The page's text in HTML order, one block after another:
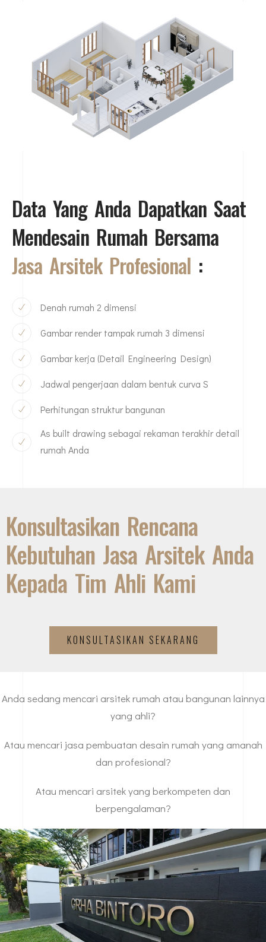
Data Yang Anda Dapatkan Saat
Mendesain Rumah Bersama
Jasa Arsitek Profesional :
Denah rumah 2 dimensi
Gambar render tampak rumah 3 dimensi
Gambar kerja (Detail Engineering Design)
Jadwal pengerjaan dalam bentuk curva S
Perhitungan struktur bangunan
As built drawing sebagai rekaman terakhir detail
rumah Anda
Konsultasikan Rencana
Kebutuhan Jasa Arsitek Anda
Kepada Tim Ahli Kami
KONSULTASIKAN SEKARANG
Anda sedang mencari arsitek rumah atau bangunan lainnya
yang ahli?
Atau mencari jasa pembuatan desain rumah yang amanah
dan profesional?
Atau mencari arsitek yang berkompeten dan
berpengalaman?